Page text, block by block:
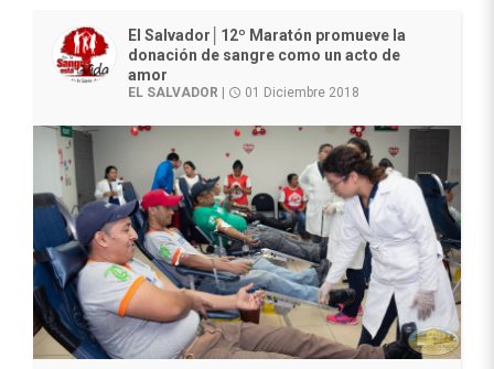
El Salvador│12º Maratón promueve la
donación de sangre como un acto de
amor
EL SALVADOR access_time 01 Diciembre 2018